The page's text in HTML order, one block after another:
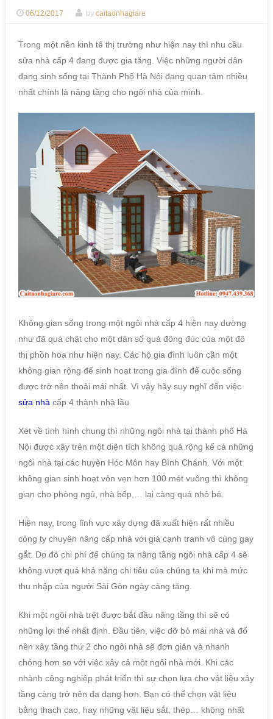
06/12/2017 by caitaonhagiare
Trong một nền kinh tế thị trường như hiện nay thì nhu cầu
sửa nhà cấp 4 đang được gia tăng. Việc những người dân
đang sinh sống tại Thành Phố Hà Nội đang quan tâm nhiều
nhất chính là nâng tầng cho ngôi nhà của mình.
Không gian sống trong một ngôi nhà cấp 4 hiện nay dường
như đã quá chật cho một dân số quá đông đúc của một đô
thị phồn hoa như hiện nay. Các hộ gia đình luôn cần một
không gian rộng để sinh hoạt trong gia đình để cuộc sống
được trở nên thoải mái nhất. Vì vậy hãy suy nghĩ đến việc
sửa nhà cấp 4 thành nhà lầu
Xét về tình hình chung thì những ngôi nhà tại thành phố Hà
Nội được xây trên một diện tích không quá rộng kể cả những
ngôi nhà tại các huyện Hóc Môn hay Bình Chánh. Với một
không gian sinh hoạt vỏn vẹn hơn 100 mét vuông thì không
gian cho phòng ngủ, nhà bếp,… lại càng quá nhỏ bé.
Hiện nay, trong lĩnh vực xây dựng đã xuất hiện rất nhiều
công ty chuyên nâng cấp nhà với giá cạnh tranh vô cùng gay
gắt. Do đó chi phí để chúng ta nâng tầng ngôi nhà cấp 4 sẽ
không vượt quá khả năng chi tiêu của chúng ta khi mà mức
thu nhập của người Sài Gòn ngày càng tăng.
Khi một ngôi nhà trệt được bắt đầu nâng tầng thì sẽ có
những lợi thế nhất định. Đầu tiên, việc dỡ bỏ mái nhà và đổ
nền xây tầng thứ 2 cho ngôi nhà sẽ đơn giản và nhanh
chóng hơn so với việc xây cả một ngôi nhà mới. Khi các
nhành công nghiệp phát triển thì sự chọn lựa cho vật liệu xây
tầng càng trở nên đa dạng hơn. Bạn có thể chọn vật liệu
bằng thạch cao, hay những vật liệu sắt, thép… không nhất